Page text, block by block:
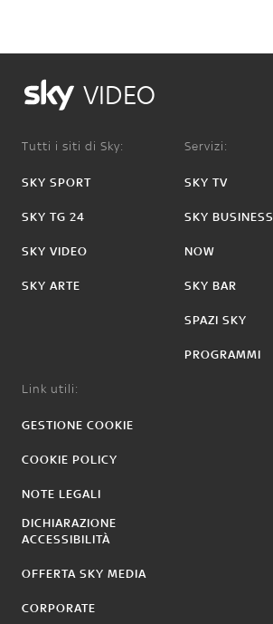
VIDEO
Tutti i siti di Sky:
SKY SPORT
SKY TG 24
SKY VIDEO
SKY ARTE
Servizi:
SKY TV
SKY BUSINESS
NOW
SKY BAR
SPAZI SKY
PROGRAMMI
Link utili:
GESTIONE COOKIE
COOKIE POLICY
NOTE LEGALI
DICHIARAZIONE
ACCESSIBILITÀ
OFFERTA SKY MEDIA
CORPORATE